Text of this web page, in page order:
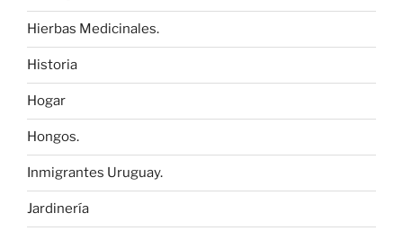
Hierbas Medicinales.
Historia
Hogar
Hongos.
Inmigrantes Uruguay.
Jardinería